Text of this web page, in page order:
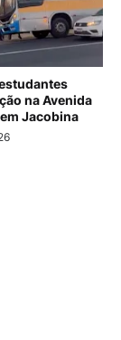
na Avenida
Jacobina